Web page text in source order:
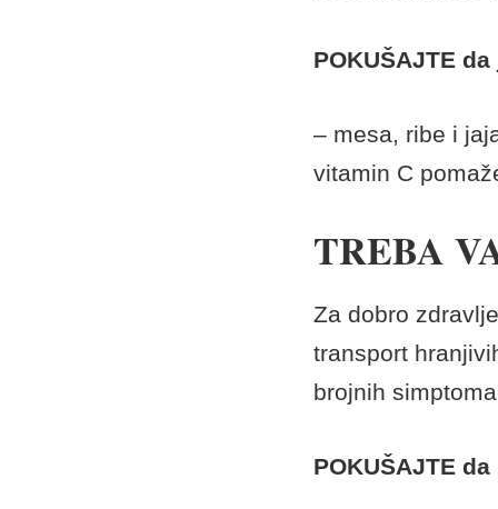
POKUŠAJTE
– mesa, ribe i
vitamin C
TREBA
Za dobro
transport
brojnih
POKUŠAJTE